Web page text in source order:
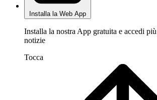
Installa la Web App
Installa la nostra App gratuita e accedi
notizie
Tocca